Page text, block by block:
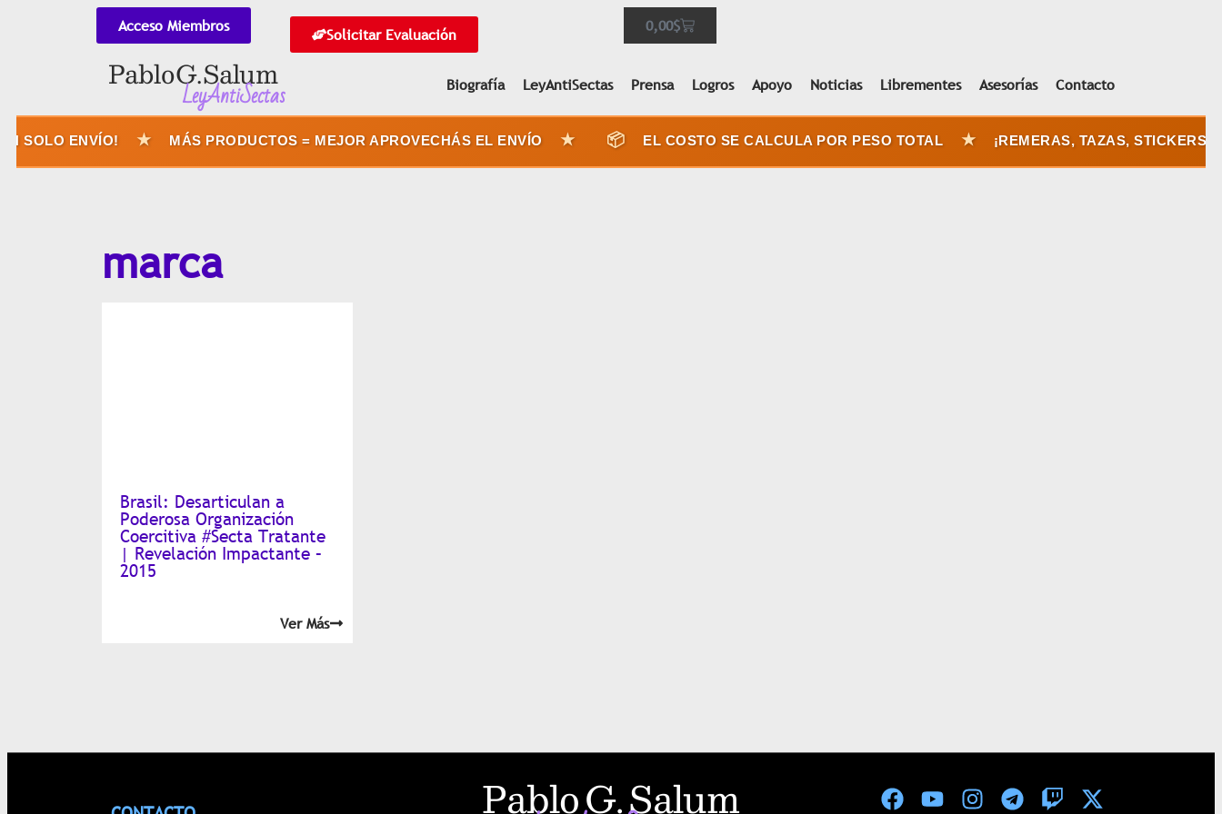
Acceso Miembros Solicitar Evaluación 0,00$
Pablo G. Salum
LeyAntiSectas Biografía LeyAntiSectas Prensa Logros Apoyo Noticias Librementes Asesorías Contacto
SOLO ENVÍO! MÁS PRODUCTOS = MEJOR APROVECHÁS EL ENVÍO 📦 EL COSTO SE CALCULA POR PESO TOTAL ¡REMERAS, TAZAS, STICKERS Y
marca
Brasil: Desarticulan a
Poderosa Organización
Coercitiva #Secta Tratante
| Revelación Impactante –
2015
Ver Más
Pablo G. Salum